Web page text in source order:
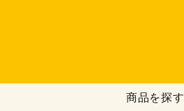
商品を探す